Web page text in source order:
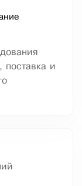
поставка и